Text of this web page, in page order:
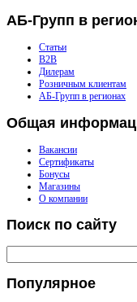
АБ-Групп в
Статьи
B2B
Дилерам
Розничным клиентам
АБ-Групп в регионах
Общая
Вакансии
Сертификаты
Бонусы
Магазины
О компании
Поиск по сайту
Популярное